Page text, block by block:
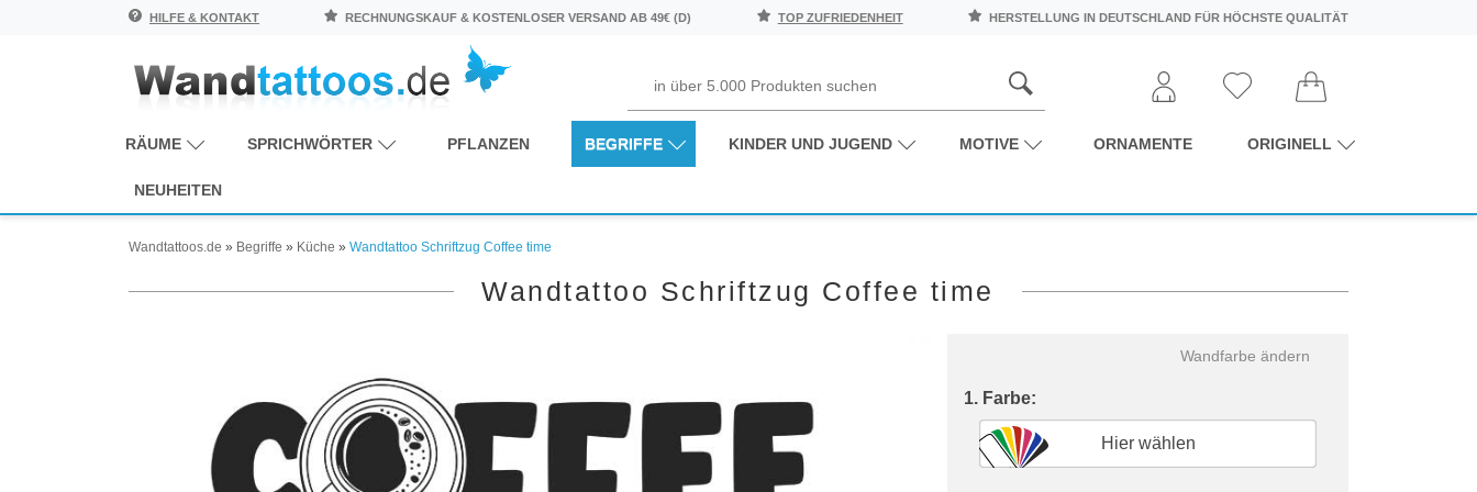
HILFE & KONTAKT RECHNUNGSKAUF & KOSTENLOSER VERSAND AB 49€ (D) TOP ZUFRIEDENHEIT HERSTELLUNG IN DEUTSCHLAND FÜR HÖCHSTE QUALITÄT
RÄUME SPRICHWÖRTER PFLANZEN BEGRIFFE KINDER UND JUGEND MOTIVE ORNAMENTE ORIGINELL
NEUHEITEN
Wandtattoos.de » Begriffe » Küche » Wandtattoo Schriftzug Coffee time
Wandtattoo Schriftzug Coffee time
Wandfarbe ändern
1. Farbe:
Hier wählen